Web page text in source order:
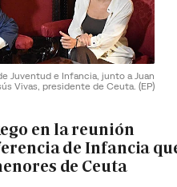
Juventud e Infancia, junto a Juan
Vivas, presidente de Ceuta. (EP)
en la reunión
de Infancia
de Ceuta